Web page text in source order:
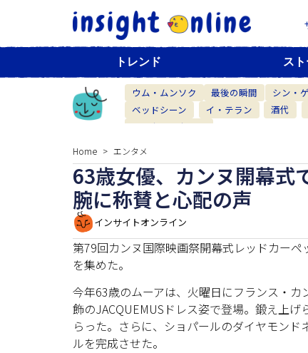
トレンド ス
ウム・ムンソク 最後の瞬間 シン・
ベッドシーン
イ・テラン 酒代
ベーカリーカフェ
Home エンタメ
63歳女優、カンヌ開幕
腕に称賛と心配の声
インサイトオンライン
第79回カンヌ国際映画祭開幕式レッドカー
を集めた。
今年63歳のムーアは、火曜日にフランス・
飾のJACQUEMUSドレス姿で登場。鍛え上
らった。さらに、ショパールのダイヤモン
ルを完成させた。